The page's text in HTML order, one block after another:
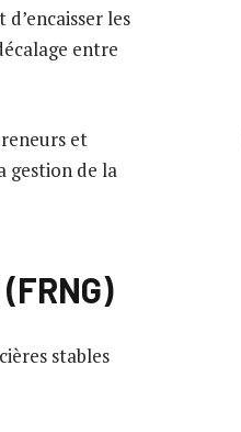
les
entre
et
gestion de la
stables